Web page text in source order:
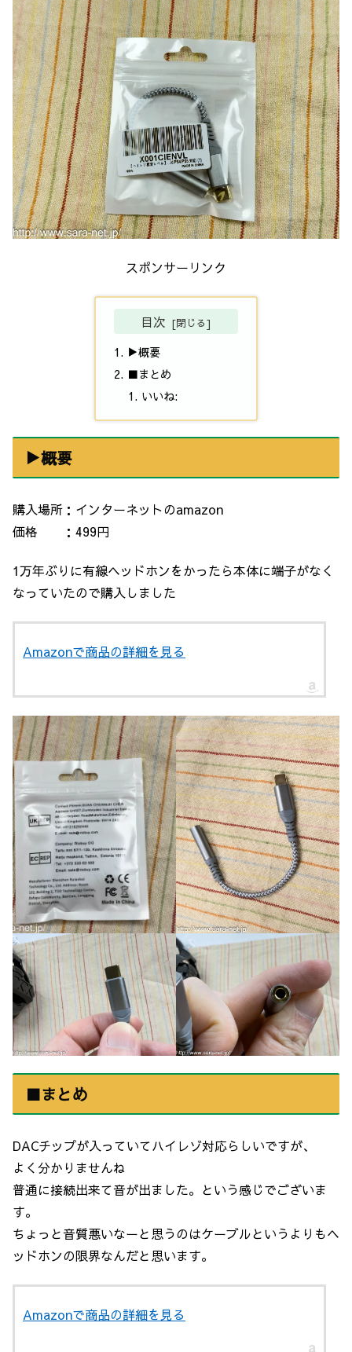
スポンサーリンク
目次
▶概要
■まとめ
いいね:
▶概要
購入場所：インターネットのamazon
価格 ：499円
1万年ぶりに有線ヘッドホンをかったら本体に端子がなく
なっていたので購入しました
Amazonで商品の詳細を見る
■まとめ
DACチップが入っていてハイレゾ対応らしいですが、
よく分かりませんね
普通に接続出来て音が出ました。という感じでございま
す。
ちょっと音質悪いなーと思うのはケーブルというよりもヘ
ッドホンの限界なんだと思います。
Amazonで商品の詳細を見る